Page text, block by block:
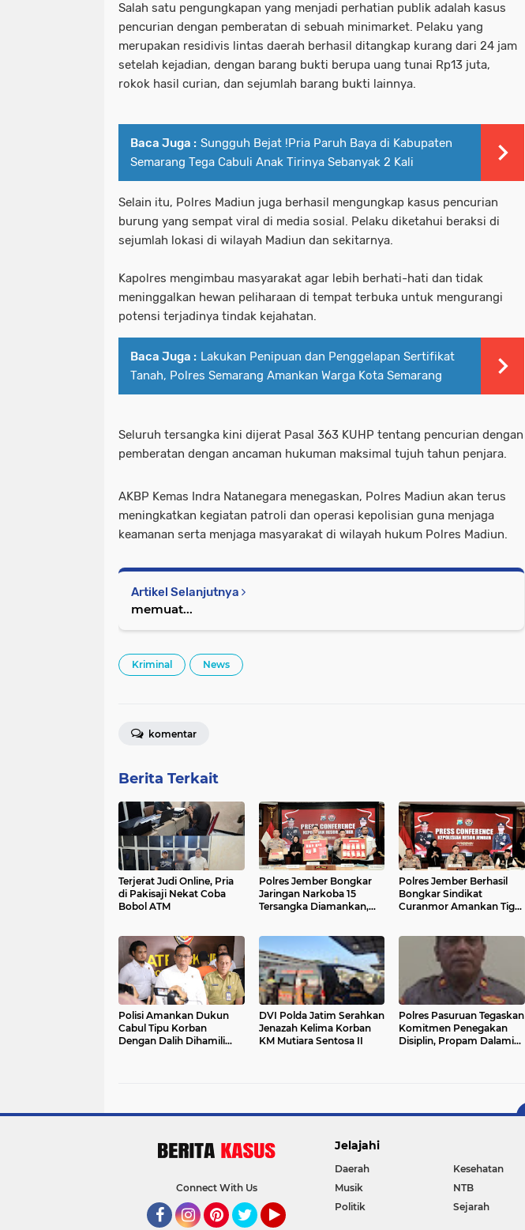
Salah satu pengungkapan yang menjadi perhatian publik adalah kasus
pencurian dengan pemberatan di sebuah minimarket. Pelaku yang
merupakan residivis lintas daerah berhasil ditangkap kurang dari 24 jam
setelah kejadian, dengan barang bukti berupa uang tunai Rp13 juta,
rokok hasil curian, dan sejumlah barang bukti lainnya.
Baca Juga : Sungguh Bejat !Pria Paruh Baya di Kabupaten
Semarang Tega Cabuli Anak Tirinya Sebanyak 2 Kali
Selain itu, Polres Madiun juga berhasil mengungkap kasus pencurian
burung yang sempat viral di media sosial. Pelaku diketahui beraksi di
sejumlah lokasi di wilayah Madiun dan sekitarnya.
Kapolres mengimbau masyarakat agar lebih berhati-hati dan tidak
meninggalkan hewan peliharaan di tempat terbuka untuk mengurangi
potensi terjadinya tindak kejahatan.
Baca Juga : Lakukan Penipuan dan Penggelapan Sertifikat
Tanah, Polres Semarang Amankan Warga Kota Semarang
Seluruh tersangka kini dijerat Pasal 363 KUHP tentang pencurian dengan
pemberatan dengan ancaman hukuman maksimal tujuh tahun penjara.
AKBP Kemas Indra Natanegara menegaskan, Polres Madiun akan terus
meningkatkan kegiatan patroli dan operasi kepolisian guna menjaga
keamanan serta menjaga masyarakat di wilayah hukum Polres Madiun.
Artikel Selanjutnya
memuat...
Kriminal News
komentar
Berita Terkait
Terjerat Judi Online, Pria
di Pakisaji Nekat Coba
Bobol ATM
Polres Jember Bongkar
Jaringan Narkoba 15
Tersangka Diamankan,
Polres Jember Berhasil
Bongkar Sindikat
Curanmor Amankan Tiga
Polisi Amankan Dukun
Cabul Tipu Korban
Dengan Dalih Dihamili
DVI Polda Jatim Serahkan
Jenazah Kelima Korban
KM Mutiara Sentosa II
Polres Pasuruan Tegaskan
Komitmen Penegakan
Disiplin, Propam Dalami
Connect With Us
Jelajahi
Daerah Kesehatan
Musik
NTB
Politik
Sejarah